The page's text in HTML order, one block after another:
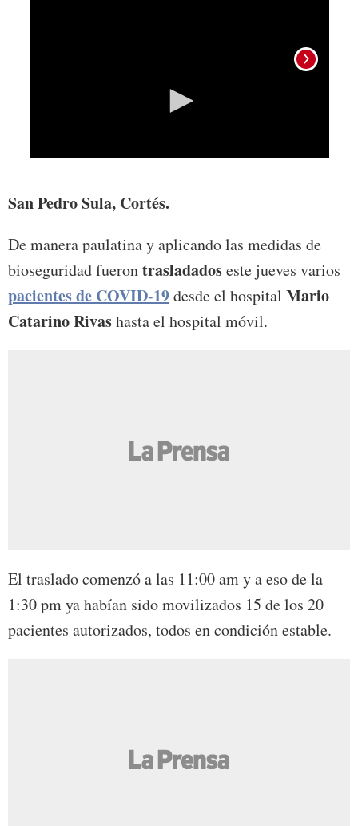
San Pedro Sula, Cortés.
De manera paulatina y aplicando las medidas de
bioseguridad fuerontrasladadoseste jueves varios
pacientes de COVID-19desde el hospital Mario
Catarino Rivashasta el hospital móvil.
El traslado comenzó a las 11:00 am y a eso de la
1:30 pm ya habían sido movilizados 15 de los 20
pacientes autorizados, todos en condición estable.